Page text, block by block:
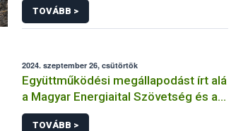
TOVÁBB >
2024. szeptember 26, csütörtök
Együttműködési megállapodást írt alá
a Magyar Energiaital Szövetség és a
Nébih
TOVÁBB >